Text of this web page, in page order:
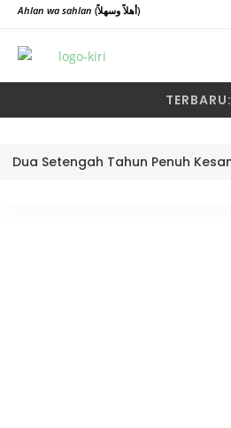
Ahlan wa sahlan (أهلاً وسهلاً)
TERBARU: